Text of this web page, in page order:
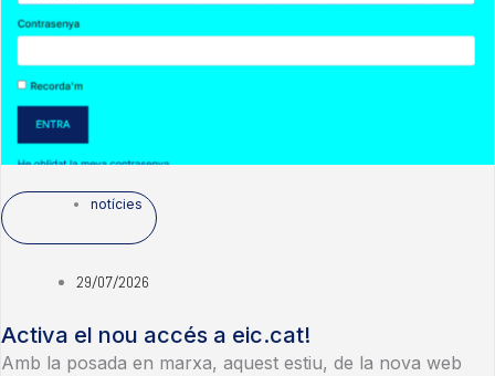
notícies
29/07/2026
Activa el nou accés a eic.cat!
Amb la posada en marxa, aquest estiu, de la nova web